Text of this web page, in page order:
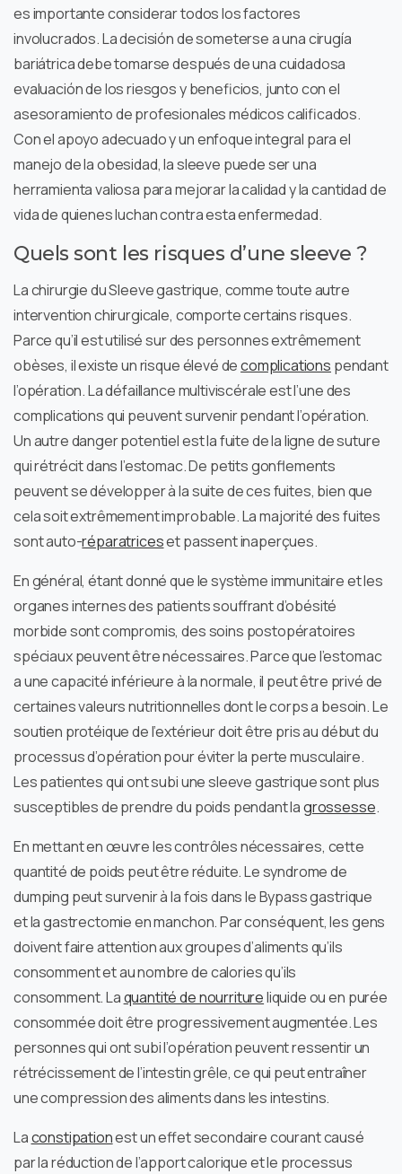
es importante considerar todos los factores
involucrados. La decisión de someterse a una cirugía
bariátrica debe tomarse después de una cuidadosa
evaluación de los riesgos y beneficios, junto con el
asesoramiento de profesionales médicos calificados.
Con el apoyo adecuado y un enfoque integral para el
manejo de la obesidad, la sleeve puede ser una
herramienta valiosa para mejorar la calidad y la cantidad de
vida de quienes luchan contra esta enfermedad.
Quels sont les risques d’une sleeve ?
La chirurgie du Sleeve gastrique, comme toute autre
intervention chirurgicale, comporte certains risques.
Parce qu’il est utilisé sur des personnes extrêmement
obèses, il existe un risque élevé decomplications pendant
l’opération. La défaillance multiviscérale est l’une des
complications qui peuvent survenir pendant l’opération.
Un autre danger potentiel est la fuite de la ligne de suture
qui rétrécit dans l’estomac. De petits gonflements
peuvent se développer à la suite de ces fuites, bien que
cela soit extrêmement improbable. La majorité des fuites
sont auto-réparatriceset passent inaperçues.
En général, étant donné que le système immunitaire et les
organes internes des patients souffrant d’obésité
morbide sont compromis, des soins postopératoires
spéciaux peuvent être nécessaires. Parce que l’estomac
a une capacité inférieure à la normale, il peut être privé de
certaines valeurs nutritionnelles dont le corps a besoin. Le
soutien protéique de l’extérieur doit être pris au début du
processus d’opération pour éviter la perte musculaire.
Les patientes qui ont subi une sleeve gastrique sont plus
susceptibles de prendre du poids pendant lagrossesse.
En mettant en œuvre les contrôles nécessaires, cette
quantité de poids peut être réduite. Le syndrome de
dumping peut survenir à la fois dans le Bypass gastrique
et la gastrectomie en manchon. Par conséquent, les gens
doivent faire attention aux groupes d’aliments qu’ils
consomment et au nombre de calories qu’ils
consomment. Laquantité de nourritureliquide ou en purée
consommée doit être progressivement augmentée. Les
personnes qui ont subi l’opération peuvent ressentir un
rétrécissement de l’intestin grêle, ce qui peut entraîner
une compression des aliments dans les intestins.
Laconstipationest un effet secondaire courant causé
par la réduction de l’apport calorique et le processus